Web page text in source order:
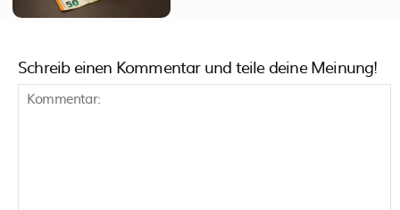
Schreib einen Kommentar und teile deine Meinung!